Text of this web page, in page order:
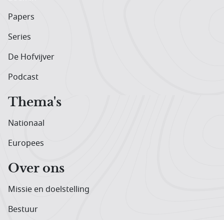
Papers
Series
De Hofvijver
Podcast
Thema's
Nationaal
Europees
Over ons
Missie en doelstelling
Bestuur